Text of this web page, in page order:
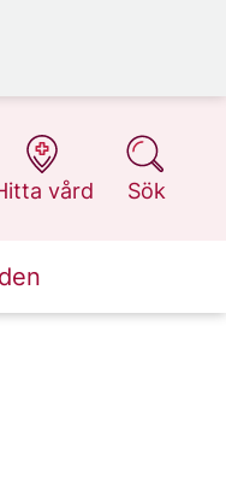
vård
på 1177.se
Sök
på 1177.se